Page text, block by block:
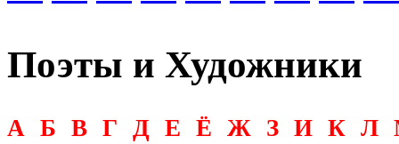
Поэты и Художники
А Б В Г Д Е Ё Ж З И К Л